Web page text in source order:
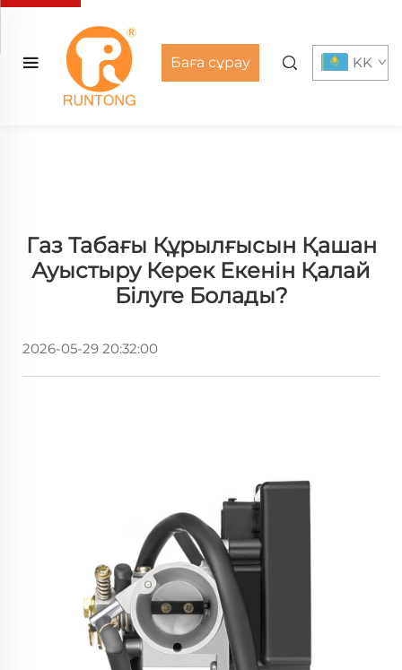
Баға сұрау KK
Газ Табағы Құрылғысын Қашан
Ауыстыру Керек Екенін Қалай
Білуге Болады?
2026-05-29 20:32:00